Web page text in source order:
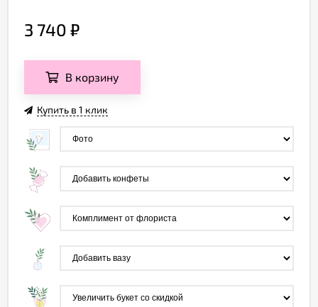
3 740 ₽
В корзину
Купить в 1 клик